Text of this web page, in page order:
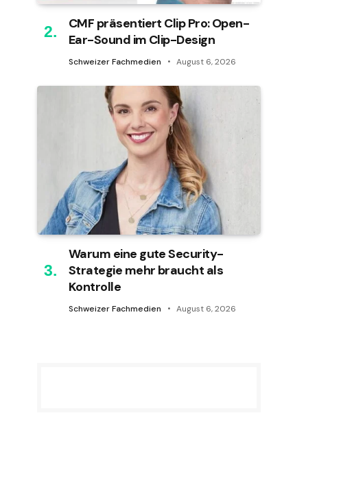
CMF präsentiert Clip Pro: Open-
Ear-Sound im Clip-Design
Schweizer Fachmedien August 6, 2026
Warum eine gute Security-
Strategie mehr braucht als
Kontrolle
Schweizer Fachmedien August 6, 2026